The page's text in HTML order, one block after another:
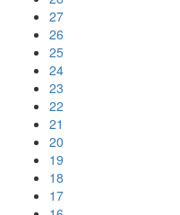
27
26
25
24
23
22
21
20
19
18
17